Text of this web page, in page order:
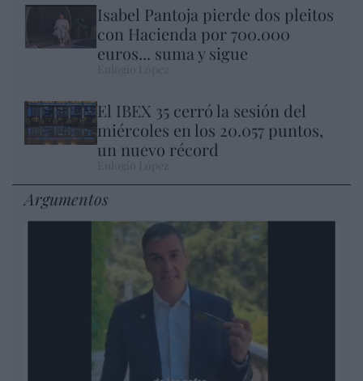
Isabel Pantoja pierde dos pleitos
con Hacienda por 700.000
euros... suma y sigue
El IBEX 35 cerró la sesión del
miércoles en los 20.057 puntos,
un nuevo récord
Argumentos